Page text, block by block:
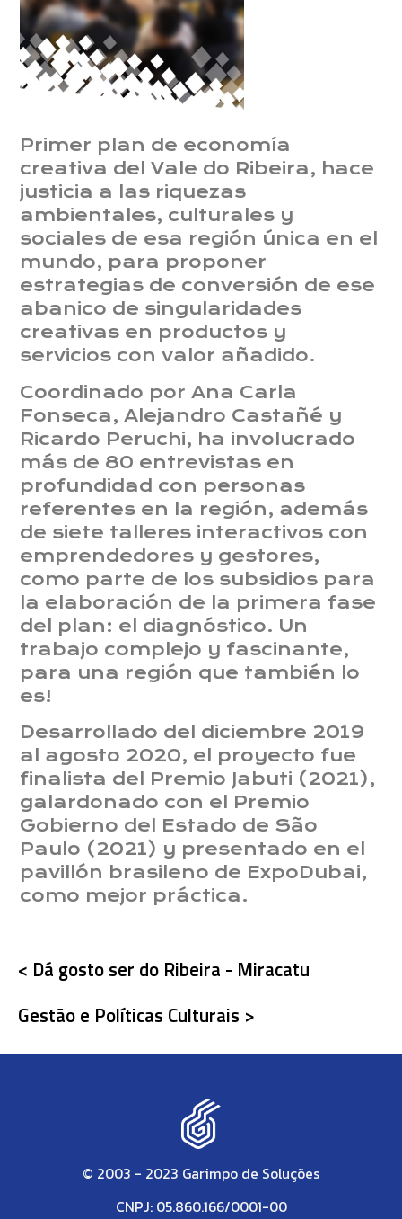
Primer plan de economía
creativa del Vale do Ribeira, hace
justicia a las riquezas
ambientales, culturales y
sociales de esa región única en el
mundo, para proponer
estrategias de conversión de ese
abanico de singularidades
creativas en productos y
servicios con valor añadido.
Coordinado por Ana Carla
Fonseca, Alejandro Castañé y
Ricardo Peruchi, ha involucrado
más de 80 entrevistas en
profundidad con personas
referentes en la región, además
de siete talleres interactivos con
emprendedores y gestores,
como parte de los subsidios para
la elaboración de la primera fase
del plan: el diagnóstico. Un
trabajo complejo y fascinante,
para una región que también lo
es!
Desarrollado del diciembre 2019
al agosto 2020, el proyecto fue
finalista del Premio Jabuti (2021),
galardonado con el Premio
Gobierno del Estado de São
Paulo (2021) y presentado en el
pavillón brasileno de ExpoDubai,
como mejor práctica.
< Dá gosto ser do Ribeira - Miracatu
Gestão e Políticas Culturais >
© 2003 - 2023 Garimpo de Soluções
CNPJ: 05.860.166/0001-00